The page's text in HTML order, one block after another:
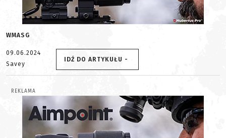
WMASG
09.06.2024
Savey
IDŹ DO ARTYKUŁU -
REKLAMA